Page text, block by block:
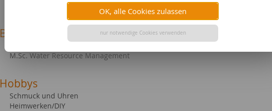
OK, alle Cookies zulassen
nur notwendige Cookies verwenden
Möbel & Inneneinrichtung
Berufliche Abschlüsse
M.Sc. Water Resource Management
Hobbys
Schmuck und Uhren
Heimwerken/DIY